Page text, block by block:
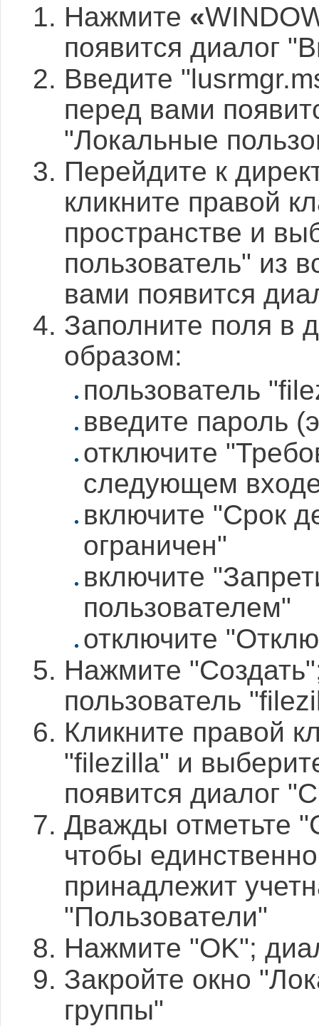
Нажмите «
появится диалог
Введите
перед вами
"Локальные
Перейдите к
кликните правой
пространстве и
пользователь" из
вами появится
Заполните поля в
образом:
пользователь
введите пароль
отключите
следующем
включите "Срок
ограничен"
включите
пользователем"
отключите
Нажмите
пользователь
Кликните правой
"filezilla" и
появится диалог
Дважды отметьте
чтобы
принадлежит
"Пользователи"
Нажмите "OK";
Закройте окно
группы"